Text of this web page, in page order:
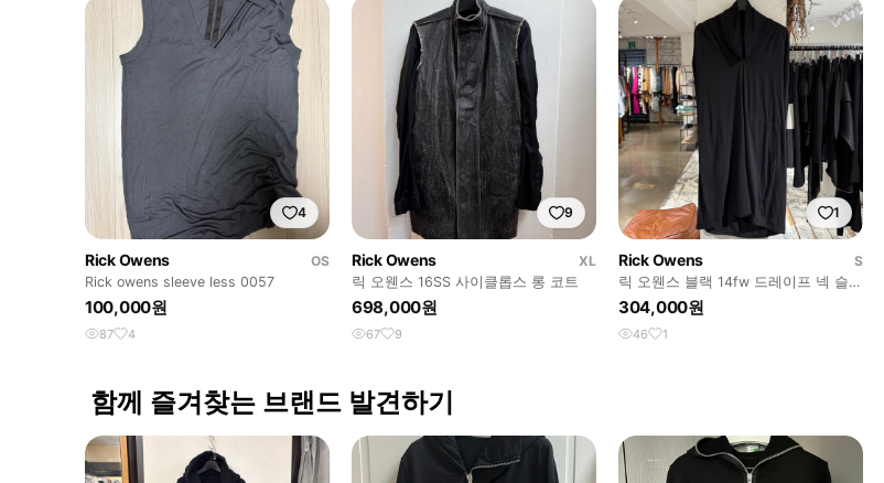
4
Rick Owens
OS
Rick owens sleeve less 0057
100,000원
87 4
9
Rick Owens
XL
릭 오웬스 16SS 사이클롭스 롱 코트
698,000원
67 9
1
Rick Owens
S
릭 오웬스 블랙 14fw 드레이프 넥 슬리
브리스 베스트
304,000원
46 1
함께 즐겨찾는 브랜드 발견하기